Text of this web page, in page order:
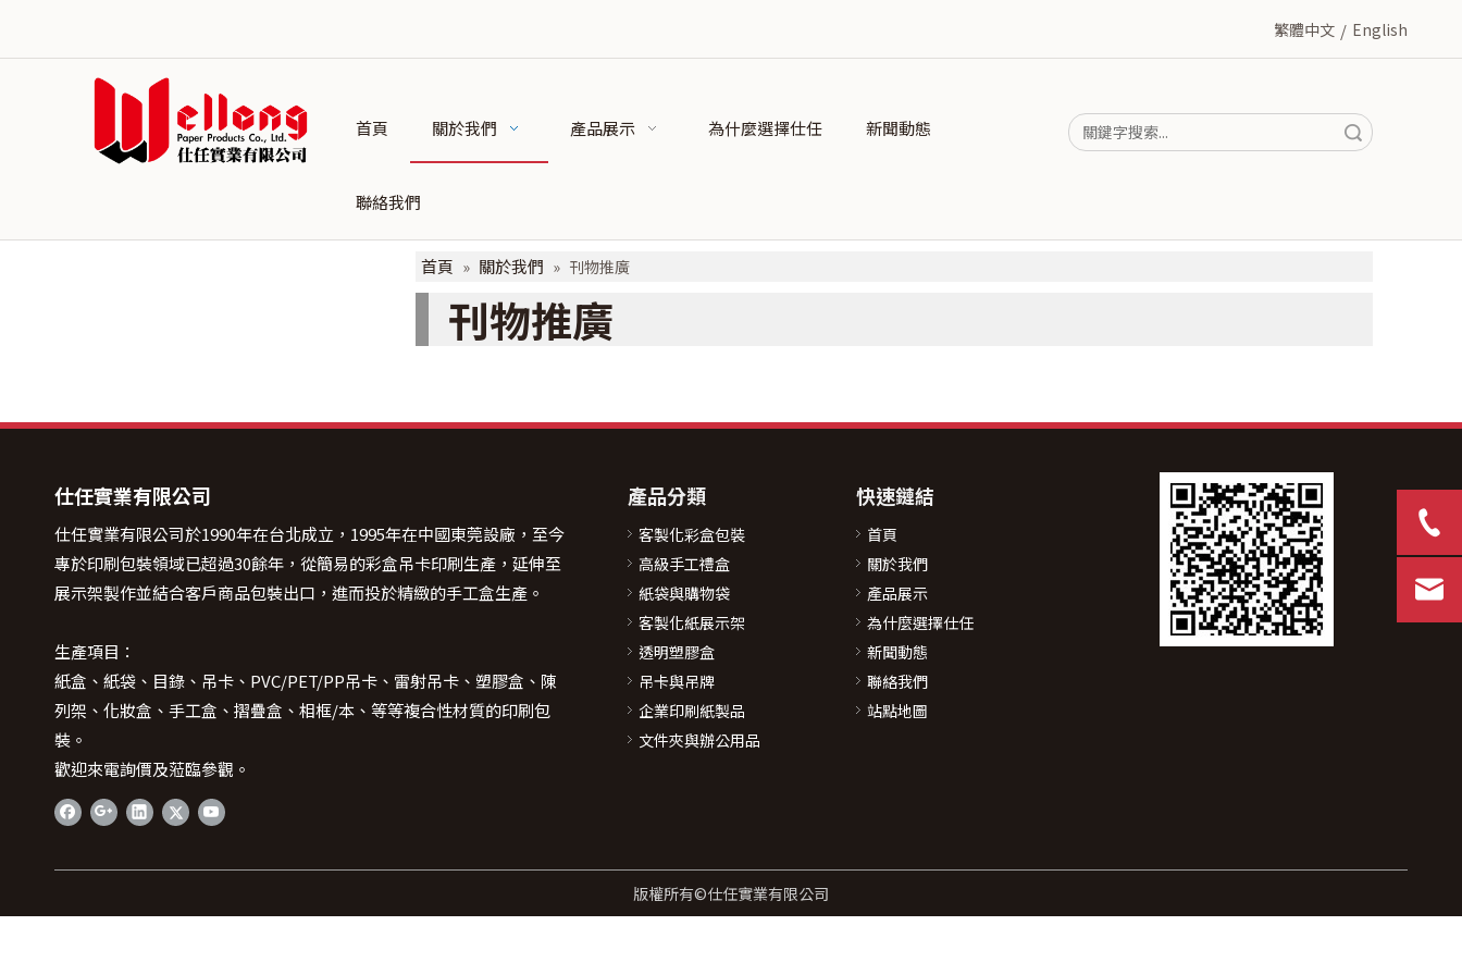
繁體中文 / English
首頁 關於我們 產品展示 為什麼選擇仕任 新聞動態
聯絡我們
首頁 » 關於我們 » 刊物推廣
刊物推廣
仕任實業有限公司
仕任實業有限公司於1990年在台北成立，1995年在中國東莞設廠，至今
專於印刷包裝領域已超過30餘年，從簡易的彩盒吊卡印刷生產，延伸至
展示架製作並結合客戶商品包裝出口，進而投於精緻的手工盒生產。
生產項目：
紙盒、紙袋、目錄、吊卡、PVC/PET/PP吊卡、雷射吊卡、塑膠盒、陳
列架、化妝盒、手工盒、摺疊盒、相框/本、等等複合性材質的印刷包
裝。
歡迎來電詢價及蒞臨參觀。
產品分類
客製化彩盒包裝
高級手工禮盒
紙袋與購物袋
客製化紙展示架
透明塑膠盒
吊卡與吊牌
企業印刷紙製品
文件夾與辦公用品
快速鏈結
首頁
關於我們
產品展示
為什麼選擇仕任
新聞動態
聯絡我們
站點地圖
版權所有©仕任實業有限公司